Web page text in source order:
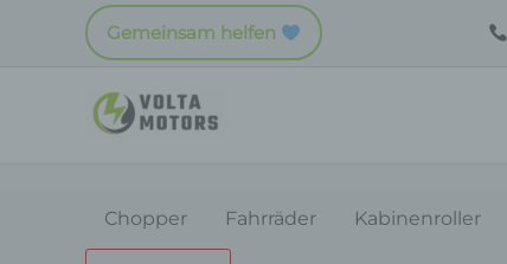
Gemeinsam helfen
Chopper Fahrräder Kabinenroller